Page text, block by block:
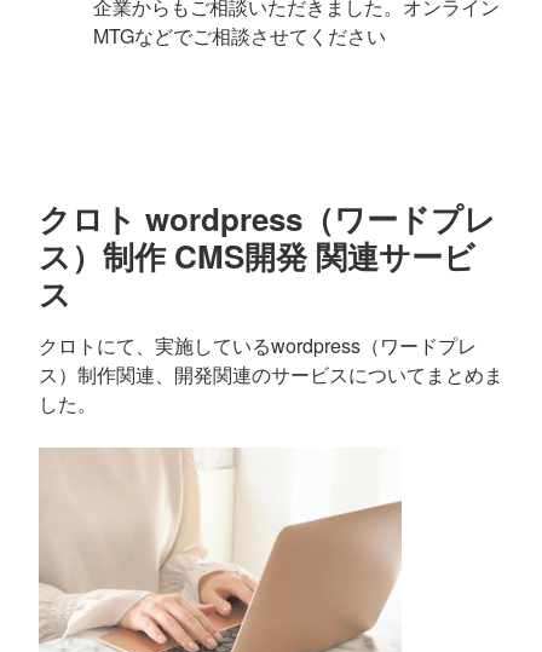
企業からもご相談いただきました。オンライン
MTGなどでご相談させてください
クロト wordpress（ワードプレ
ス）制作 CMS開発 関連サービ
ス
クロトにて、実施しているwordpress（ワードプレ
ス）制作関連、開発関連のサービスについてまとめま
した。